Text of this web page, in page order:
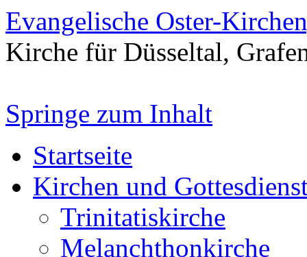
Evangelische Oster-
Kirche für Düsseltal,
Springe zum Inhalt
Startseite
Kirchen und
Trinitatiskirche
Melanchthonkirche